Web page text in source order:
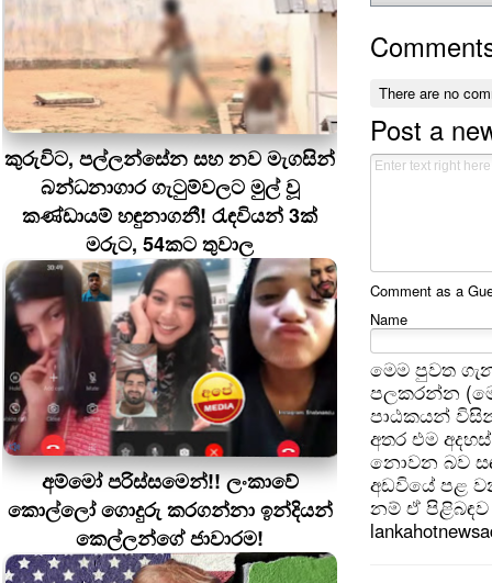
කුරුවිට, පල්ලන්සේන සහ නව මැගසින්
බන්ධනාගාර ගැටුම්වලට මුල් වූ
කණ්ඩායම් හඳුනාගනී! රැඳවියන් 3ක්
මරුට, 54කට තුවාල
අම්මෝ පරිස්සමෙන්!! ලංකාවේ
කොල්ලෝ ගොදුරු කරගන්නා ඉන්දියන්
කෙල්ලන්ගේ ජාවාරම!
There are no
Post a
Comment as a
Name
මෙම පුවත
පලකරන්න
පාඨකයන්
අතර එම
නොවන බව
අඩවියේ පළ
නම් ඒ පිළිබඳව